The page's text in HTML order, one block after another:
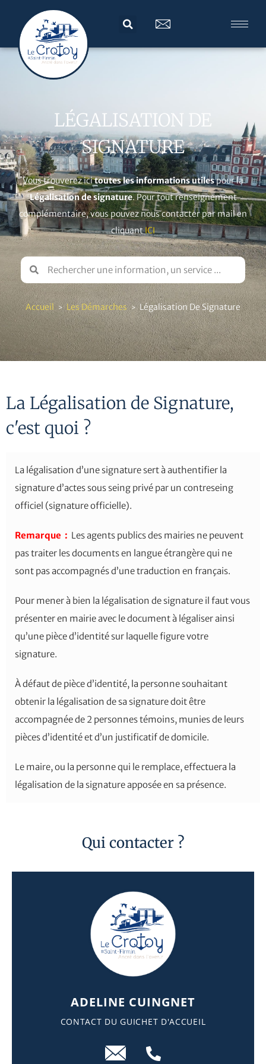
LÉGALISATION DE
SIGNATURE
Vous trouverez icitoutes les informations utilespour la
Légalisation de signature. Pour tout renseignement
complémentaire, vous pouvez nous contacter par mail en
cliquantICI
Accueil > Les Démarches > Légalisation De Signature
La Légalisation de Signature,
c'est quoi ?
La légalisation d’une signature sert à authentifier la
signature d’actes sous seing privé par un contreseing
officiel (signature officielle).
Remarque : Les agents publics des mairies ne peuvent
pas traiter les documents en langue étrangère qui ne
sont pas accompagnés d’une traduction en français.
Pour mener à bien la légalisation de signature il faut vous
présenter en mairie avec le document à légaliser ainsi
qu’une pièce d’identité sur laquelle figure votre
signature.
À défaut de pièce d’identité, la personne souhaitant
obtenir la légalisation de sa signature doit être
accompagnée de 2 personnes témoins, munies de leurs
pièces d’identité et d’un justificatif de domicile.
Le maire, ou la personne qui le remplace, effectuera la
légalisation de la signature apposée en sa présence.
Qui contacter ?
ADELINE CUINGNET
CONTACT DU GUICHET D'ACCUEIL